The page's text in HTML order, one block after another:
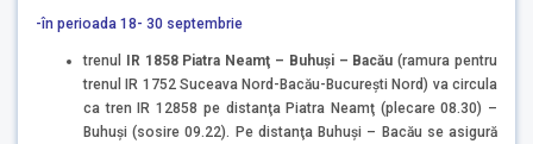
-în perioada 18- 30 septembrie
trenul IR 1858 Piatra Neamţ – Buhuşi – Bacău (ramura pentru
trenul IR 1752 Suceava Nord-Bacău-Bucureşti Nord) va circula
ca tren IR 12858 pe distanţa Piatra Neamţ (plecare 08.30) –
Buhuşi (sosire 09.22). Pe distanţa Buhuşi – Bacău se asigură